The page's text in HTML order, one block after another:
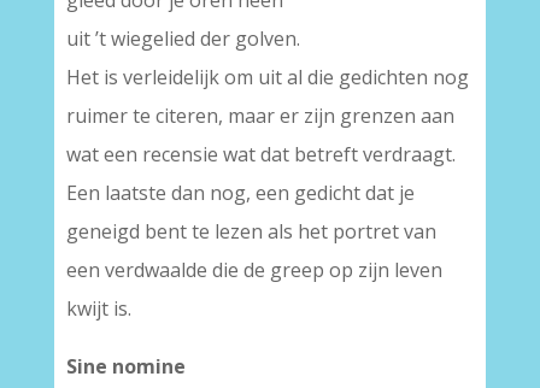
uit ’t wiegelied der golven.
Het is verleidelijk om uit al die gedichten nog
ruimer te citeren, maar er zijn grenzen aan
wat een recensie wat dat betreft verdraagt.
Een laatste dan nog, een gedicht dat je
geneigd bent te lezen als het portret van
een verdwaalde die de greep op zijn leven
kwijt is.
Sine nomine